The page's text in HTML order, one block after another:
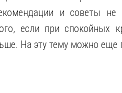
и советы не
если при спокойных
На эту тему можно еще